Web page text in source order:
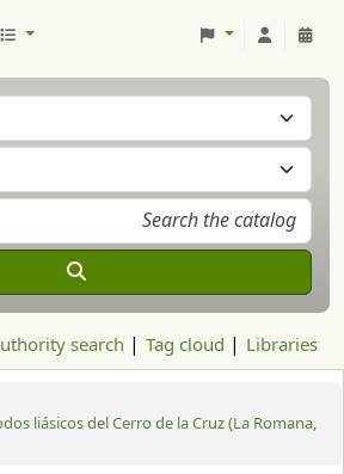
search Tag cloud Libraries
liásicos del Cerro de la Cruz (La Romana,